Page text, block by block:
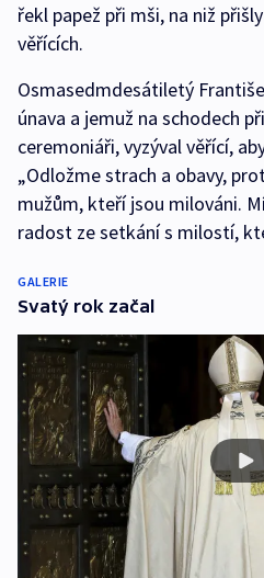
řekl papež při mši, na niž
věřících.
Osmasedmdesátiletý
únava a jemuž na schodech
ceremoniáři, vyzýval věřící,
„Odložme strach a obavy,
mužům, kteří jsou milováni.
radost ze setkání s milostí,
GALERIE
Svatý rok začal